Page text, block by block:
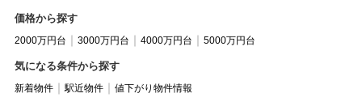
価格から探す
2000万円台 3000万円台 4000万円台 5000万円台
気になる条件から探す
新着物件 駅近物件 値下がり物件情報